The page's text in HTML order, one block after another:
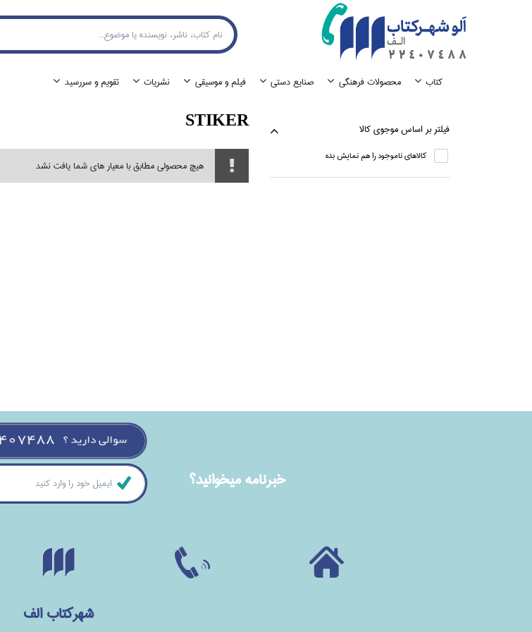
كتاب محصولات فرهنگي صنايع دستي فيلم و موسيقي نشريات تقويم و سررسيد
فيلتر بر اساس موجوي كالا
كالاهاي ناموجود را هم نمايش بده
STIKER
هیچ محصولی مطابق با معیار های شما یافت نشد
خبرنامه ميخوانيد؟
شهرکتاب الف